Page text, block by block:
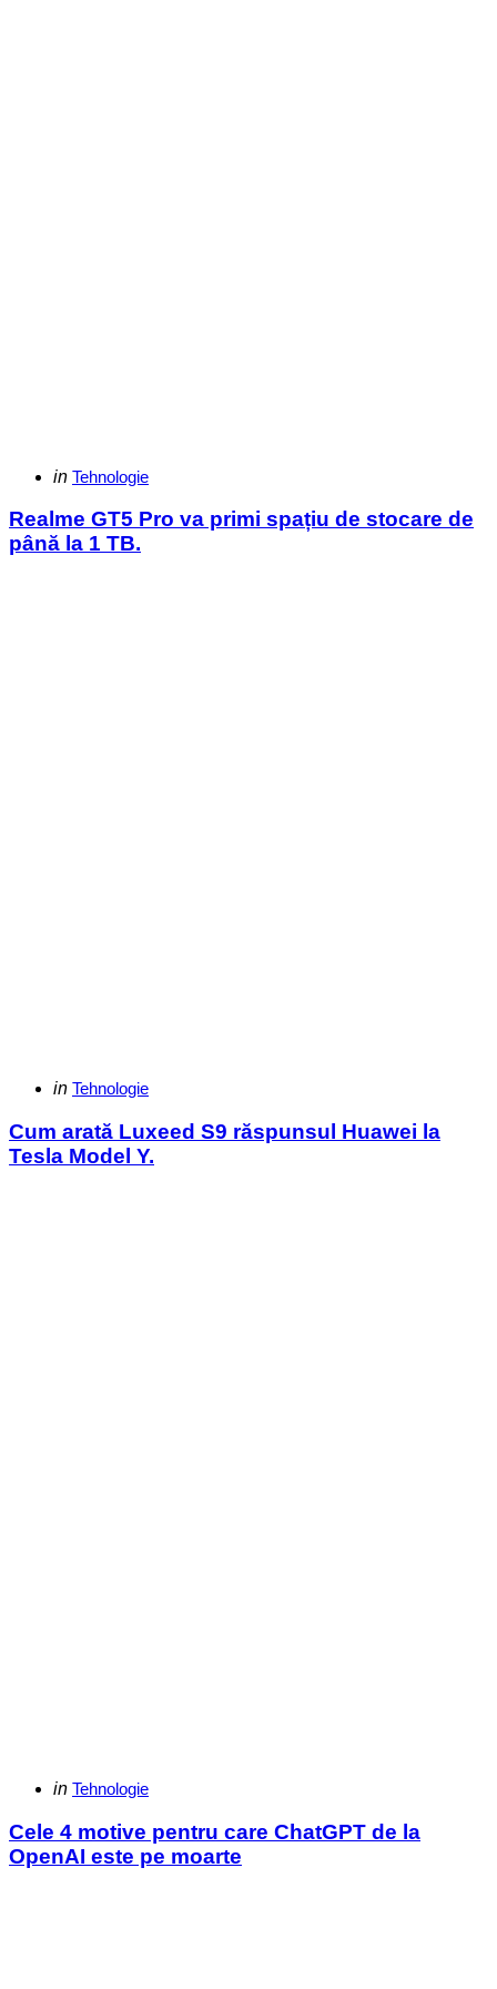
Categories
Posted
in Tehnologie
Realme GT5 Pro va primi spațiu de stocare de
până la 1 TB.
Categories
Posted
in Tehnologie
Cum arată Luxeed S9 răspunsul Huawei la
Tesla Model Y.
Categories
Posted
in Tehnologie
Cele 4 motive pentru care ChatGPT de la
OpenAI este pe moarte